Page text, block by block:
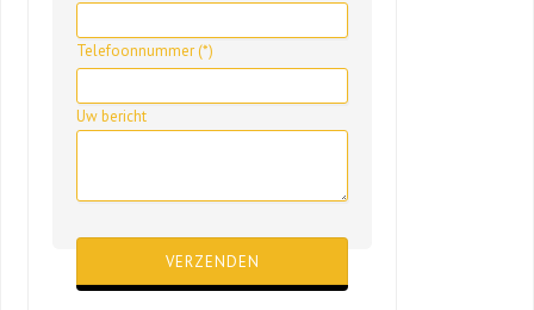
Telefoonnummer (*)
Uw bericht
Gelieve dit veld leeg te laten.